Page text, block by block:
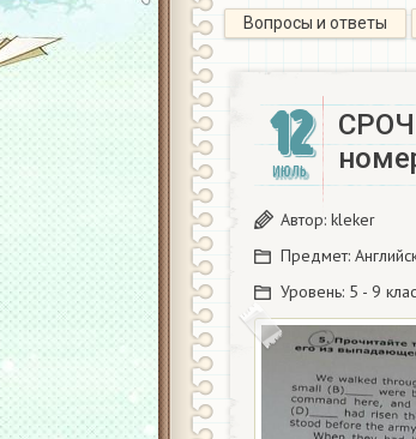
Вопросы и ответы
12
ИЮЛЬ
Автор: kleker
Предмет:
Уровень: 5 - 9